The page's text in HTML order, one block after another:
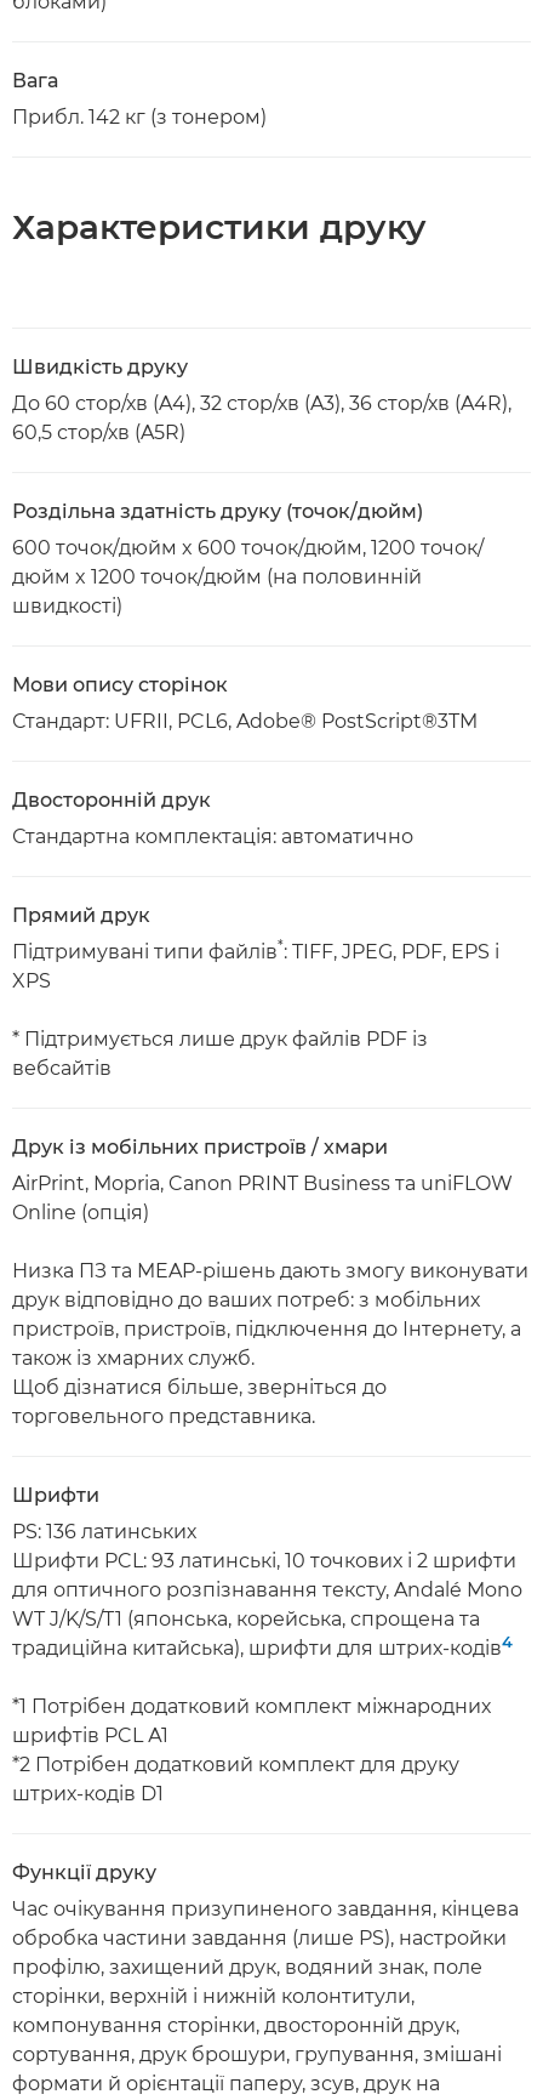
Вага
Прибл. 142 кг (з тонером)
Характеристики друку
Швидкість друку
До 60 стор/хв (A4), 32 стор/хв (A3), 36 стор/хв (A4R),
60,5 стор/хв (A5R)
Роздільна здатність друку (точок/дюйм)
600 точок/дюйм x 600 точок/дюйм, 1200 точок/
дюйм x 1200 точок/дюйм (на половинній
швидкості)
Мови опису сторінок
Стандарт: UFRII, PCL6, Adobe® PostScript®3TM
Двосторонній друк
Стандартна комплектація: автоматично
Прямий друк
Підтримувані типи файлів*: TIFF, JPEG, PDF, EPS і
XPS
* Підтримується лише друк файлів PDF із
вебсайтів
Друк із мобільних пристроїв / хмари
AirPrint, Mopria, Canon PRINT Business та uniFLOW
Online (опція)
Низка ПЗ та MEAP-рішень дають змогу виконувати
друк відповідно до ваших потреб: з мобільних
пристроїв, пристроїв, підключення до Інтернету, а
також із хмарних служб.
Щоб дізнатися більше, зверніться до
торговельного представника.
Шрифти
PS: 136 латинських
Шрифти PCL: 93 латинські, 10 точкових і 2 шрифти
для оптичного розпізнавання тексту, Andalé Mono
WT J/K/S/T1 (японська, корейська, спрощена та
традиційна китайська), шрифти для штрих-кодів4
*1 Потрібен додатковий комплект міжнародних
шрифтів PCL А1
*2 Потрібен додатковий комплект для друку
штрих-кодів D1
Функції друку
Час очікування призупиненого завдання, кінцева
обробка частини завдання (лише PS), настройки
профілю, захищений друк, водяний знак, поле
сторінки, верхній і нижній колонтитули,
компонування сторінки, двосторонній друк,
сортування, друк брошури, групування, змішані
формати й орієнтації паперу, зсув, друк на